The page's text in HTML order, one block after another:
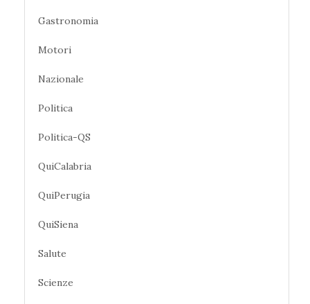
Gastronomia
Motori
Nazionale
Politica
Politica-QS
QuiCalabria
QuiPerugia
QuiSiena
Salute
Scienze